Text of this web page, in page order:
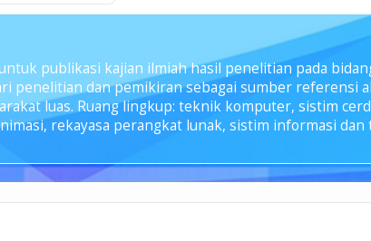
publikasi kajian ilmiah hasil penelitian pada
penelitian dan pemikiran sebagai sumber referensi
luas. Ruang lingkup: teknik komputer, sistim
rekayasa perangkat lunak, sistim informasi